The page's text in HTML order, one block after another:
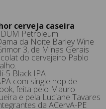
cerveja caseira
Petroleum
da Noite Barley Wine
3, de Minas Gerais
do cervejeiro Pablo
5 Black IPA
com single hop de
feita pelo Mauro
e pela Luciane Tavares
da ACervA-PE